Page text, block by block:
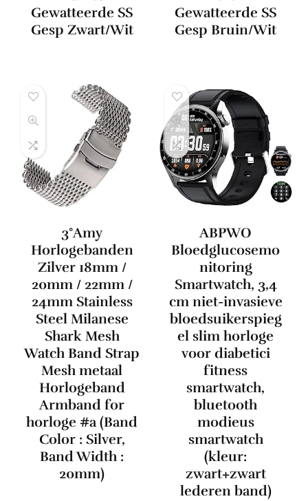
Gewatteerde SS
Gesp Zwart/Wit
Gewatteerde SS
Gesp Bruin/Wit
3°Amy
Horlogebanden
Zilver 18mm /
20mm / 22mm /
24mm Stainless
Steel Milanese
Shark Mesh
Watch Band Strap
Mesh metaal
Horlogeband
Armband for
horloge #a (Band
Color : Silver,
Band Width :
20mm)
ABPWO
Bloedglucosemo
nitoring
Smartwatch, 3,4
cm niet-invasieve
bloedsuikerspieg
el slim horloge
voor diabetici
fitness
smartwatch,
bluetooth
modieus
smartwatch
(kleur:
zwart+zwart
lederen band)